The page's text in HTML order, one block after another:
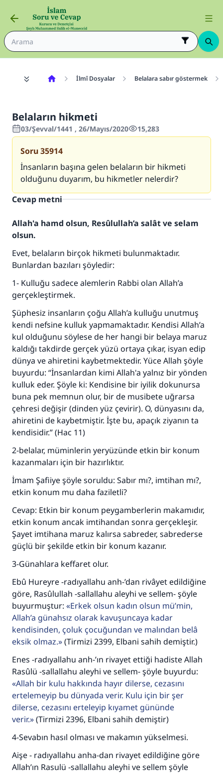
İlmî Dosyalar Belalara sabır göstermek
Belaların hikmeti
03/Şevval/1441 , 26/Mayıs/2020 15,283
Soru35914
İnsanların başına gelen belaların bir hikmeti
olduğunu duyarım, bu hikmetler nelerdir?
Cevap metni
Allah'a hamd olsun, Resûlullah’a salât ve selam
olsun.
Evet, belaların birçok hikmeti bulunmaktadır.
Bunlardan bazıları şöyledir:
1- Kulluğu sadece alemlerin Rabbi olan Allah’a
gerçekleştirmek.
Şüphesiz insanların çoğu Allah’a kulluğu unutmuş
kendi nefsine kulluk yapmamaktadır. Kendisi Allah’a
kul olduğunu söylese de her hangi bir belaya maruz
kaldığı takdirde gerçek yüzü ortaya çıkar, isyan edip
dünya ve ahiretini kaybetmektedir. Yüce Allah şöyle
buyurdu: “İnsanlardan kimi Allah'a yalnız bir yönden
kulluk eder. Şöyle ki: Kendisine bir iyilik dokunursa
buna pek memnun olur, bir de musibete uğrarsa
çehresi değişir (dinden yüz çevirir). O, dünyasını da,
ahiretini de kaybetmiştir. İşte bu, apaçık ziyanın ta
kendisidir.” (Hac 11)
2-belalar, müminlerin yeryüzünde etkin bir konum
kazanmaları için bir hazırlıktır.
İmam Şafiiye şöyle soruldu: Sabır mı?, imtihan mı?,
etkin konum mu daha faziletli?
Cevap: Etkin bir konum peygamberlerin makamıdır,
etkin konum ancak imtihandan sonra gerçekleşir.
Şayet imtihana maruz kalırsa sabreder, sabrederse
güçlü bir şekilde etkin bir konum kazanır.
3-Günahlara keffaret olur.
Ebû Hureyre -radıyallahu anh-’dan rivâyet edildiğine
göre, Rasûlullah -sallallahu aleyhi ve sellem- şöyle
buyurmuştur:
Erkek olsun kadın olsun mü’min,
Allah’a günahsız olarak kavuşuncaya kadar
kendisinden, çoluk çocuğundan ve malından belâ
eksik olmaz. (Tirmizi 2399, Elbani sahih demiştir.)
Enes -radıyallahu anh-’ın rivayet ettiği hadiste Allah
Rasûlü -sallallahu aleyhi ve sellem- şöyle buyurdu:
Allah bir kulu hakkında hayır dilerse, cezasını
ertelemeyip bu dünyada verir. Kulu için bir şer
dilerse, cezasını erteleyip kıyamet gününde
verir. (Tirmizi 2396, Elbani sahih demiştir)
4-Sevabın hasıl olması ve makamın yükselmesi.
Aişe - radıyallahu anha-dan rivayet edildiğine göre
Allah’ın Rasulü -sallallahu aleyhi ve sellem şöyle